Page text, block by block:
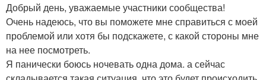
Добрый день, уважаемые участники сообщества!
Очень надеюсь, что вы поможете мне справиться с моей
проблемой или хотя бы подскажете, с какой стороны мне
на нее посмотреть.
Я панически боюсь ночевать одна дома. а сейчас